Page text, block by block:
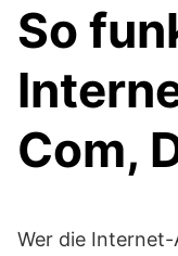
So
Com,
Wer die